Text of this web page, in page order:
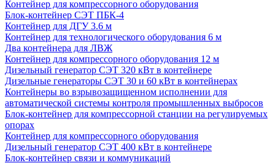
Контейнер для компрессорного оборудования
Блок-контейнер СЭТ ПБК-4
Контейнер для ДГУ 3.6 м
Контейнер для технологического оборудования 6 м
Два контейнера для ЛВЖ
Контейнер для компрессорного оборудования 12 м
Дизельный генератор СЭТ 320 кВт в контейнере
Дизельные генераторы СЭТ 30 и 60 кВт в контейнерах
Контейнеры во взрывозащищенном исполнении для
автоматической системы контроля промышленных выбросов
Блок-контейнер для компрессорной станции на регулируемых
опорах
Контейнер для компрессорного оборудования
Дизельный генератор СЭТ 400 кВт в контейнере
Блок-контейнер связи и коммуникаций